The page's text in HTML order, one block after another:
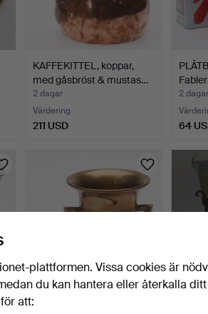
KAFFEKITTEL, koppar,
med gåsbröst & mustas…
2 dagar
Värdering
211 USD
2 dagar
64
MORTEL med STÖT.
plattformen. Vissa cookies är
du kan hantera eller återkalla ditt
att: